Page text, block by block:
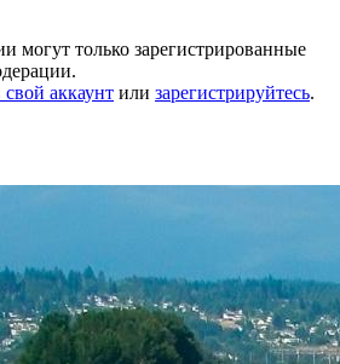
могут только зарегистрированные
аккаунт или зарегистрируйтесь.